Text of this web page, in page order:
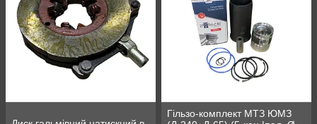
Гільзо-комплект МТЗ ЮМЗ